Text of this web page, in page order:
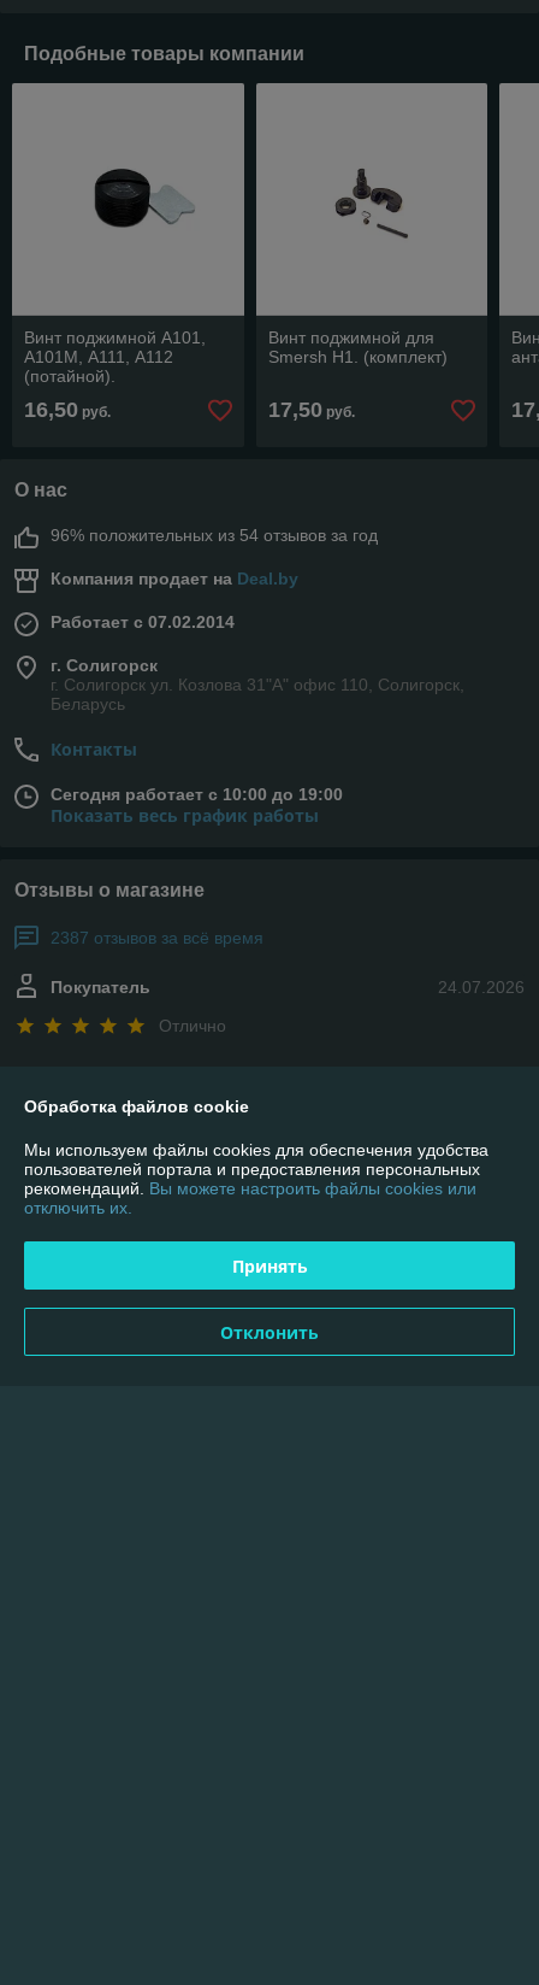
Подобные товары компании
Винт поджимной А101,
А101М, А111, А112
(потайной).
16,50 руб.
Винт поджимной для
Smersh H1. (комплект)
17,50руб.
О нас
96% положительных из 54 отзывов за год
Компания продает на Deal.by
Работает с 07.02.2014
г. Солигорск
г. Солигорск ул. Козлова 31"А" офис 110, Солигорск,
Беларусь
Контакты
Сегодня работает с 10:00 до 19:00
Показать весь график работы
Отзывы о магазине
2387 отзывов за всё время
24.07.2026
Покупатель
Отлично
19.07.2026
Евгений
Отлично
Показать все отзывы
Обработка файлов cookie
Мы используем файлы cookies для обеспечения удобства
пользователей портала и предоставления персональных
рекомендаций. Вы можете настроить файлы cookies или
отключить их.
Принять
Отклонить